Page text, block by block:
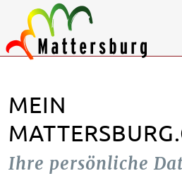
MEIN
Ihre persönliche